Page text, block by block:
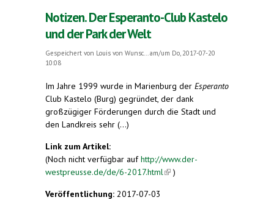
Notizen. Der Esperanto-Club Kastelo
und der Park der Welt
Gespeichert von Louis von Wunsc...
am/um Do, 2017-07-20
10:08
Im Jahre 1999 wurde in Marienburg der Esperanto
Club Kastelo (Burg) gegründet, der dank
großzügiger Förderungen durch die Stadt und
den Landkreis sehr (...)
Link zum Artikel:
(Noch nicht verfügbar aufhttp://www.der-
westpreusse.de/de/6-2017.html (link is external)
)
Veröffentlichung: 2017-07-03